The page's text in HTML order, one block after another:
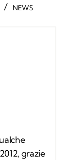
/ NEWS
grazie